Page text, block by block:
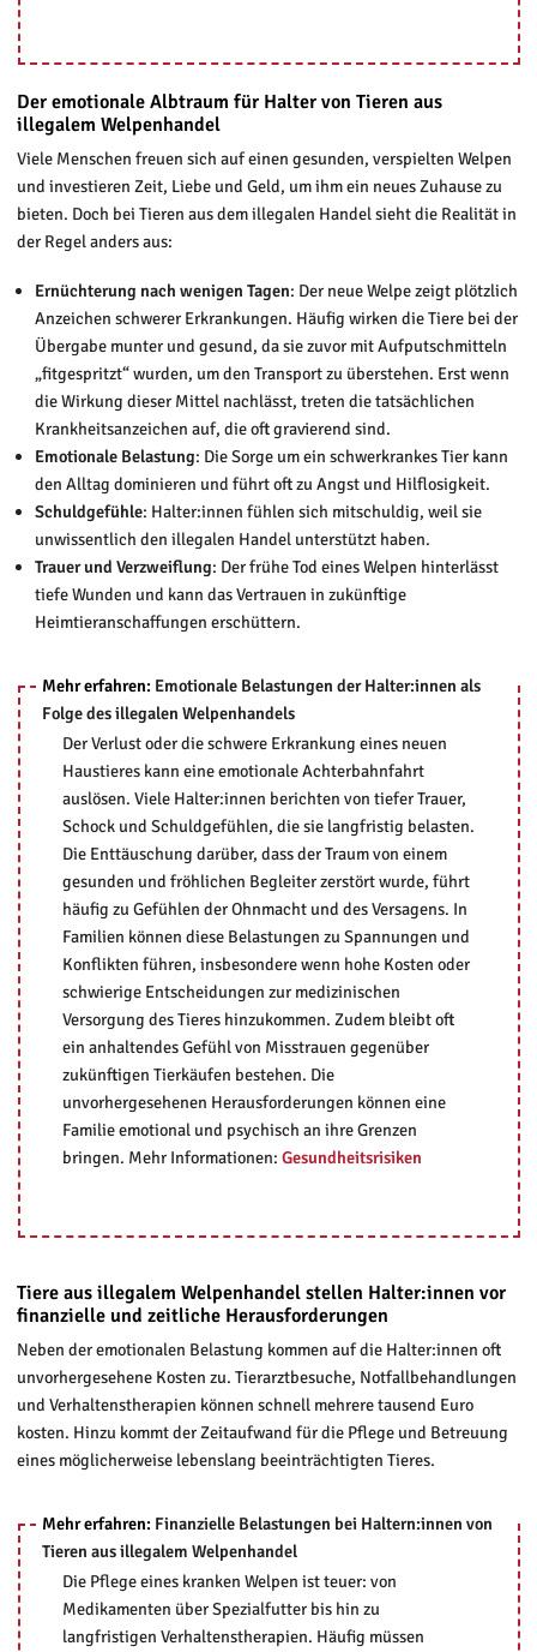
Der emotionale Albtraum für Halter von Tieren aus
illegalem Welpenhandel
Viele Menschen freuen sich auf einen gesunden, verspielten Welpen
und investieren Zeit, Liebe und Geld, um ihm ein neues Zuhause zu
bieten. Doch bei Tieren aus dem illegalen Handel sieht die Realität in
der Regel anders aus:
Ernüchterung nach wenigen Tagen: Der neue Welpe zeigt plötzlich
Anzeichen schwerer Erkrankungen. Häufig wirken die Tiere bei der
Übergabe munter und gesund, da sie zuvor mit Aufputschmitteln
„fitgespritzt“ wurden, um den Transport zu überstehen. Erst wenn
die Wirkung dieser Mittel nachlässt, treten die tatsächlichen
Krankheitsanzeichen auf, die oft gravierend sind.
Emotionale Belastung: Die Sorge um ein schwerkrankes Tier kann
den Alltag dominieren und führt oft zu Angst und Hilflosigkeit.
Schuldgefühle: Halter:innen fühlen sich mitschuldig, weil sie
unwissentlich den illegalen Handel unterstützt haben.
Trauer und Verzweiflung: Der frühe Tod eines Welpen hinterlässt
tiefe Wunden und kann das Vertrauen in zukünftige
Heimtieranschaffungen erschüttern.
Mehr erfahren: Emotionale Belastungen der Halter:innen als
Folge des illegalen Welpenhandels
Der Verlust oder die schwere Erkrankung eines neuen
Haustieres kann eine emotionale Achterbahnfahrt
auslösen. Viele Halter:innen berichten von tiefer Trauer,
Schock und Schuldgefühlen, die sie langfristig belasten.
Die Enttäuschung darüber, dass der Traum von einem
gesunden und fröhlichen Begleiter zerstört wurde, führt
häufig zu Gefühlen der Ohnmacht und des Versagens. In
Familien können diese Belastungen zu Spannungen und
Konflikten führen, insbesondere wenn hohe Kosten oder
schwierige Entscheidungen zur medizinischen
Versorgung des Tieres hinzukommen. Zudem bleibt oft
ein anhaltendes Gefühl von Misstrauen gegenüber
zukünftigen Tierkäufen bestehen. Die
unvorhergesehenen Herausforderungen können eine
Familie emotional und psychisch an ihre Grenzen
bringen. Mehr Informationen: Gesundheitsrisiken
Tiere aus illegalem Welpenhandel stellen Halter:innen vor
finanzielle und zeitliche Herausforderungen
Neben der emotionalen Belastung kommen auf die Halter:innen oft
unvorhergesehene Kosten zu. Tierarztbesuche, Notfallbehandlungen
und Verhaltenstherapien können schnell mehrere tausend Euro
kosten. Hinzu kommt der Zeitaufwand für die Pflege und Betreuung
eines möglicherweise lebenslang beeinträchtigten Tieres.
Mehr erfahren: Finanzielle Belastungen bei Haltern:innen von
Tieren aus illegalem Welpenhandel
Die Pflege eines kranken Welpen ist teuer: von
Medikamenten über Spezialfutter bis hin zu
langfristigen Verhaltenstherapien. Häufig müssen